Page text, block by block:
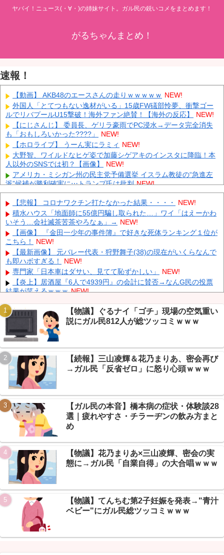
ヤバイ！ニュース(・∀・)の姉妹サイト。ガル民の鋭いコメをまとめます！
がるちゃんまとめ！
速報！
【動画】 AKB48のエースさんの走りｗｗｗｗｗ NEW!
外国人「とてつもない逸材がいる」15歳FW礒部怜夢、衝撃ゴー
ルでリバプールU15撃破！海外ファン絶賛！【海外の反応】
NEW!
【にじさんじ】 委員長、ゲリラ豪雨でPC浸水→データ完全消失
も「おもしろいかった????」
NEW!
【ホロライブ】 うーん実にラミィ NEW!
大野智、ワイルドなヒゲ姿で加藤シゲアキのインスタに降臨！本
人以外のSNSでは初？【画像】
NEW!
アメリカ・ミシガン州の民主党予備選挙 イスラム教徒の“急進左
派”候補が勝利確実に⋯トランプ氏は批判 NEW!
日本「熊本地震」ハビタ「従業員2人亡くなる」営業部長「イオ
ンのスタッフに制止されなかった」日本「部長が連絡後の店員行動
を証言（謎」イオン「再入館可能の事実ない」→
NEW!
K-POPアイドルの約半数が3年後には姿を消す…損益分岐点突破
は4％未満
NEW!
ついに国産ヒューマノイド登場、人手不足深刻化の医療・製造現
場などでの活用想定！ NEW!
【衝撃】 中国製ルーター20機種にバックドア発見！ ネットに繋
ぐだけで35秒ごとに中国のサーバーと通信
NEW!
Powered by livedoor 相互RSS
【悲報】 コロナワクチン打たなかった結果・・・・
NEW!
積水ハウス「地面師に55億円騙し取られた…」ワイ「はえーかわ
いそう…会社滅茶苦茶やろなぁ」→ NEW!
【画像】 『金田一少年の事件簿』で好きな死体ランキング１位が
こちら！
NEW!
【最新画像】 元バレー代表・狩野舞子(38)の現在がいくらなんで
も即ハボすぎる！
NEW!
専門家「日本車はダサい、見てて恥ずかしい」
NEW!
【炎上】居酒屋『6人で4939円』の会計に賛否→なんG民の投票
結果が笑えるｗｗｗ NEW!
続々でガチ勢が戦慄ｗｗｗ NEW!
【悲報】毒・細菌兵器でハンターハンター王子全滅ｗｗｗ念能力
バトル終了？→毒が最強www
【速報】秋田県、UAE2兆円投資のAIデータセンター誘致へ→県
予算3年分超ｗｗｗ NEW!
【悲報】免許取り立て大学生、AT限定煽るも→40万かけてペーパ
ードライバーだったｗｗｗ NEW!
Powered by livedoor 相互RSS
【物議】ぐるナイ「ゴチ」現場の空気重い
説にガル民812人が総ツッコミｗｗｗ
【続報】三山凌輝＆花乃まりあ、密会再び
→ガル民「反省ゼロ」に怒り心頭ｗｗｗ
【ガル民の本音】橋本病の症状・体験談28
選｜疲れやすさ・チラーヂンの飲み方まと
め
【物議】花乃まりあ×三山凌輝、密会の実
態に→ガル民「自業自得」の大合唱ｗｗｗ
【物議】てんちむ第2子妊娠を発表→"青汁
ベビー"にガル民総ツッコミｗｗｗ